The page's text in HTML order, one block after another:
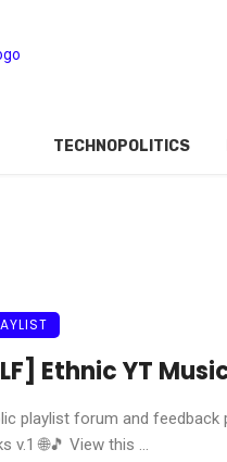
TECHNOPOLITICS
Ethnic YT Music
playlist forum and feedback
v.1 🌐🎵 View this ...